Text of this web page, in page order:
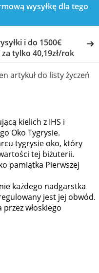
wysyłkę dla tego
i do 1500€
tylko 40,19zł/rok
artykuł do listy życzeń
kielich z IHS i
Oko Tygrysie.
tygrysie oko, który
tej biżuterii.
pamiątka Pierwszej
każdego nadgarstka
jest jej obwód.
włoskiego